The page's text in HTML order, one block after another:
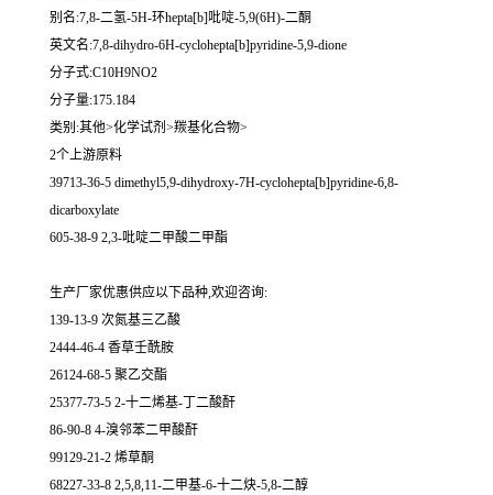
别名:7,8-二氢-5H-环hepta[b]吡啶-5,9(6H)-二酮
英文名:7,8-dihydro-6H-cyclohepta[b]pyridine-5,9-dione
分子式:C10H9NO2
分子量:175.184
类别:其他>化学试剂>羰基化合物>
2个上游原料
39713-36-5 dimethyl5,9-dihydroxy-7H-cyclohepta[b]pyridine-6,8-
dicarboxylate
605-38-9 2,3-吡啶二甲酸二甲酯
生产厂家优惠供应以下品种,欢迎咨询:
139-13-9 次氮基三乙酸
2444-46-4 香草壬酰胺
26124-68-5 聚乙交酯
25377-73-5 2-十二烯基-丁二酸酐
86-90-8 4-溴邻苯二甲酸酐
99129-21-2 烯草酮
68227-33-8 2,5,8,11-二甲基-6-十二炔-5,8-二醇